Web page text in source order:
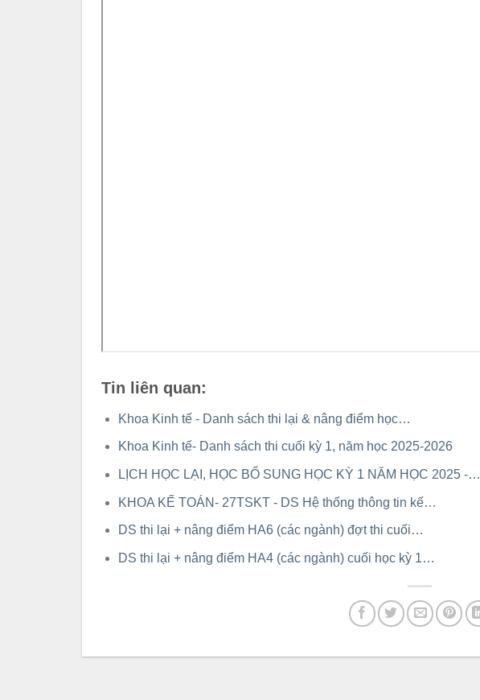
Tin liên quan:
Khoa Kinh tế - Danh sách thi lại & nâng điểm học…
Khoa Kinh tế- Danh sách thi cuối kỳ 1, năm học 2025-2026
LỊCH HỌC LẠI, HỌC BỔ SUNG HỌC KỲ 1 NĂM HỌC 2025 -…
KHOA KẾ TOÁN- 27TSKT - DS Hệ thống thông tin kế…
DS thi lại + nâng điểm HA6 (các ngành) đợt thi cuối…
DS thi lại + nâng điểm HA4 (các ngành) cuối học kỳ 1…